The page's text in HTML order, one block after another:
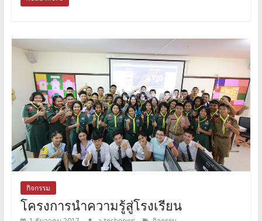
กิจกรรม
โครงการนำความรู้สู่โรงเรียน